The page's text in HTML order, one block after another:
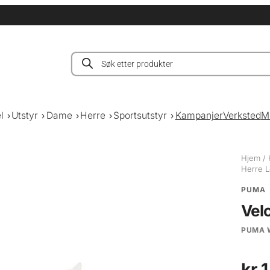
Products
search
Utstyr Dame Herre Sportsutstyr KampanjerVerksted
Hjem /
Herre
PUMA
PUMA